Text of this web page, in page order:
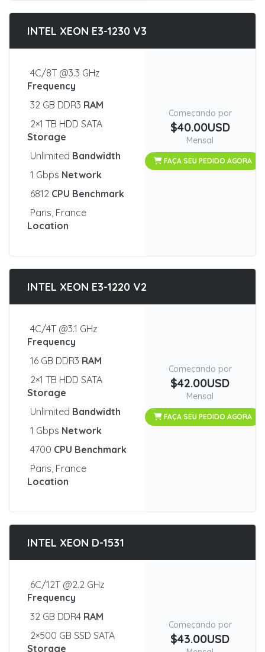
INTEL XEON E3-1230 V3
4C/8T @3.3 GHz
Frequency
32 GB DDR3 RAM
2×1 TB HDD SATA
Storage
Unlimited Bandwidth
1 Gbps Network
6812 CPU Benchmark
Paris, France
Location
Começando por
$40.00USD
Mensal
FAÇA SEU PEDIDO AGORA
INTEL XEON E3-1220 V2
4C/4T @3.1 GHz
Frequency
16 GB DDR3 RAM
2×1 TB HDD SATA
Storage
Unlimited Bandwidth
1 Gbps Network
4700 CPU Benchmark
Paris, France
Location
Começando por
$42.00USD
Mensal
FAÇA SEU PEDIDO AGORA
INTEL XEON D-1531
6C/12T @2.2 GHz
Frequency
32 GB DDR4 RAM
2×500 GB SSD SATA
Storage
Começando por
$43.00USD